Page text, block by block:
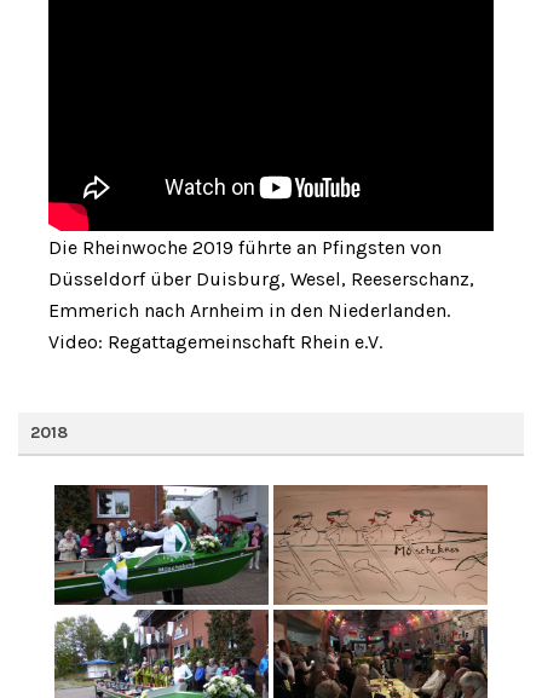
Die Rheinwoche 2019 führte an Pfingsten von
Düsseldorf über Duisburg, Wesel, Reeserschanz,
Emmerich nach Arnheim in den Niederlanden.
Video: Regattagemeinschaft Rhein e.V.
2018